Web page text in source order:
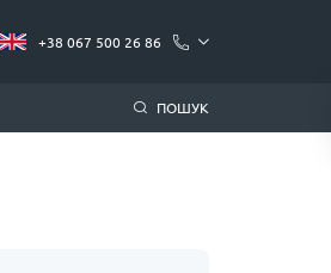
+38 067 500 26 86
ПОШУК